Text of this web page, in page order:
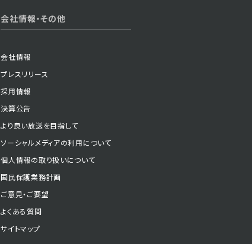
会社情報・その他
会社情報
プレスリリース
採用情報
決算公告
より良い放送を目指して
ソーシャルメディアの利用について
個人情報の取り扱いについて
国民保護業務計画
ご意見・ご要望
よくある質問
サイトマップ